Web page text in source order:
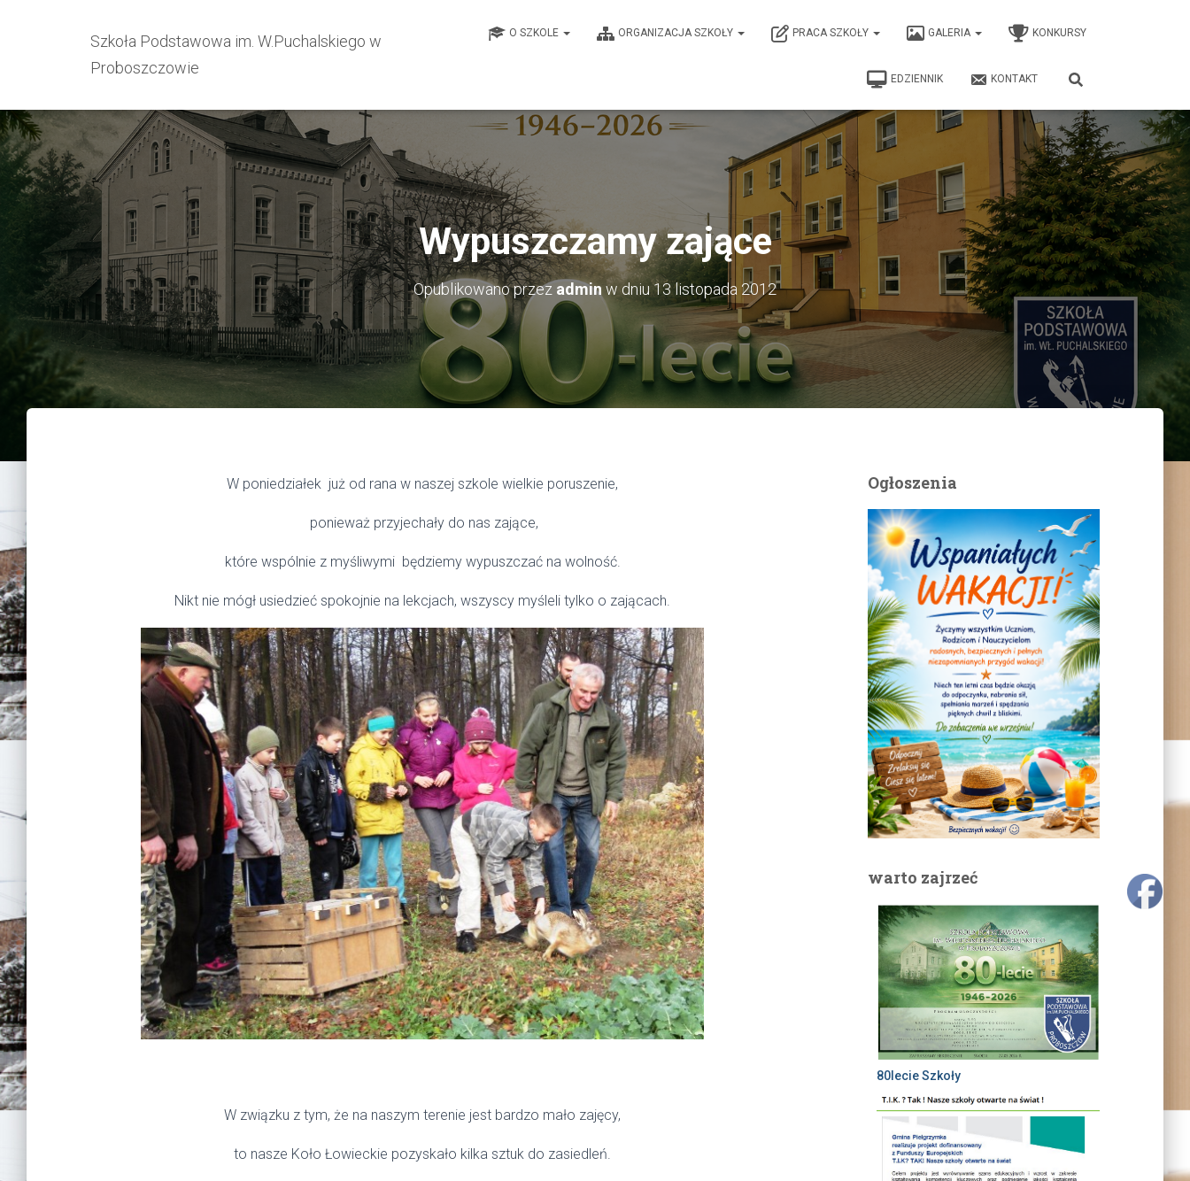
Szkoła Podstawowa im. W.Puchalskiego w
Proboszczowie
O SZKOLE ORGANIZACJA SZKOŁY PRACA SZKOŁY GALERIA KONKURSY
EDZIENNIK KONTAKT
Wypuszczamy zające
Opublikowano przez admin w dniu13 listopada 2012
W poniedziałek już od rana w naszej szkole wielkie poruszenie,
ponieważ przyjechały do nas zające,
które wspólnie z myśliwymi będziemy wypuszczać na wolność.
Nikt nie mógł usiedzieć spokojnie na lekcjach, wszyscy myśleli tylko o zającach.
W związku z tym, że na naszym terenie jest bardzo mało zajęcy,
to nasze Koło Łowieckie pozyskało kilka sztuk do zasiedleń.
Ogłoszenia
warto zajrzeć
80lecie Szkoły